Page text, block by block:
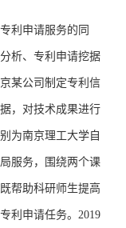
利申请服务的同
析、专利申请挖据
某公司制定专利信
，对技术成果进行
为南京理工大学自
服务，围绕两个课
帮助科研师生提高
利申请任务。2019